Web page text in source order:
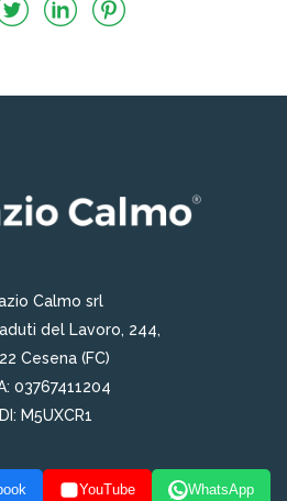
Calmo srl
del Lavoro, 244,
Cesena (FC)
03767411204
M5UXCR1
YouTube WhatsApp